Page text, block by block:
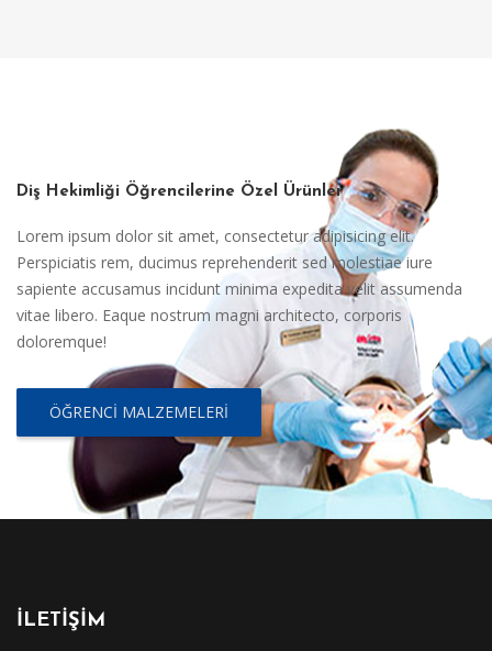
Diş Hekimliği Öğrencilerine Özel Ürünler
Lorem ipsum dolor sit amet, consectetur adipisicing elit.
Perspiciatis rem, ducimus reprehenderit sed molestiae iure
sapiente accusamus incidunt minima expedita velit assumenda
vitae libero. Eaque nostrum magni architecto, corporis
doloremque!
ÖĞRENCI MALZEMELERI
İLETİŞİM